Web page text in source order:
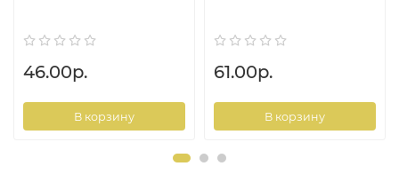
46.00р.
В корзину
61.00р.
В корзину